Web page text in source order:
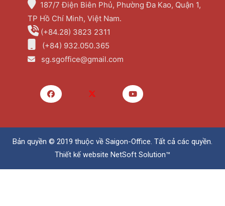
187/7 Điện Biên Phủ, Phường Đa Kao, Quận 1,
TP Hồ Chí Minh, Việt Nam.
(+84.28) 3823 2311
(+84) 932.050.365
sg.sgoffice@gmail.com
Bản quyền © 2019 thuộc về Saigon-Office. Tất cả các quyền.
Thiết kế website NetSoft Solution™